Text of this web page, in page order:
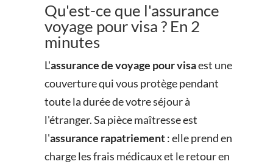
Qu'est-ce que l'assurance
voyage pour visa ? En 2
minutes
L'assurance de voyage pour visaest une
couverture qui vous protège pendant
toute la durée de votre séjour à
l'étranger. Sa pièce maîtresse est
l'assurance rapatriement: elle prend en
charge les frais médicaux et le retour en